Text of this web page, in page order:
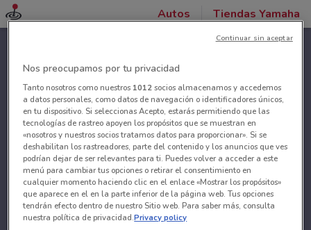
Autos Tiendas Yamaha
Nos preocupamos por tu privacidad
Tanto nosotros como nuestros 1012socios almacenamos y accedemos
a datos personales, como datos de navegación o identificadores únicos,
en tu dispositivo. Si seleccionas Acepto, estarás permitiendo que las
tecnologías de rastreo apoyen los propósitos que se muestran en
«nosotros y nuestros socios tratamos datos para proporcionar». Si se
deshabilitan los rastreadores, parte del contenido y los anuncios que ves
podrían dejar de ser relevantes para ti. Puedes volver a acceder a este
menú para cambiar tus opciones o retirar el consentimiento en
cualquier momento haciendo clic en el enlace «Mostrar los propósitos»
que aparece en el en la parte inferior de la página web. Tus opciones
tendrán efecto dentro de nuestro Sitio web. Para saber más, consulta
nuestra política de privacidad.Privacy policy
Continuar sin aceptar